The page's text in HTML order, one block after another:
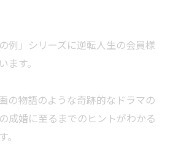
例」シリーズに逆転人生の会員様
ます。
の物語のような奇跡的なドラマの
成婚に至るまでのヒントがわかる